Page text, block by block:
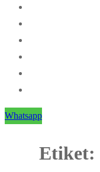
Whatsapp
Etiket: